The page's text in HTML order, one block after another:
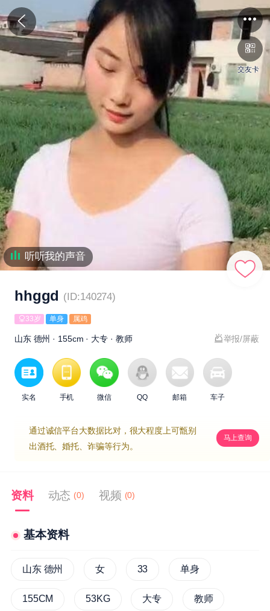
交友卡
听听我的声音
hhggd (ID:140274)
33岁 单身 属鸡
山东 德州 · 155cm · 大专 · 教师 举报/屏蔽
实名 手机 微信 QQ 邮箱 车子
通过诚信平台大数据比对，很大程度上可甑别
出酒托、婚托、诈骗等行为。
马上查询
资料 动态 (0) 视频 (0)
基本资料
山东 德州 女 33 单身
155CM 53KG 大专 教师